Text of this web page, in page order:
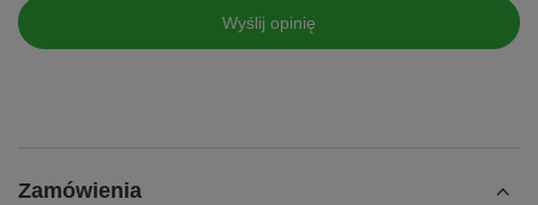
Wyślij opinię
Zamówienia